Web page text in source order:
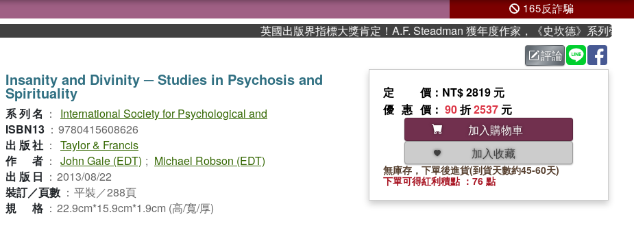
165反詐騙
英國出版界指標大獎肯定！A.F. Steadman 獲年度作家，《史坎德》系列帶你踏上
評論
Insanity and Divinity ─ Studies in Psychosis and
Spirituality
系列名 ：
International Society for Psychological and
ISBN13 ： 9780415608626
出版社 ： Taylor & Francis
作者 ： John Gale (EDT) ; Michael Robson (EDT)
出版日 ： 2013/08/22
裝訂／頁數 ： 平裝／288頁
規格 ： 22.9cm*15.9cm*1.9cm (高/寬/厚)
定價 ：NT$ 2819 元
優惠價 ： 90折2537 元
加入購物車
加入收藏
無庫存，下單後進貨(到貨天數約45-60天)
下單可得紅利積點 ：76 點